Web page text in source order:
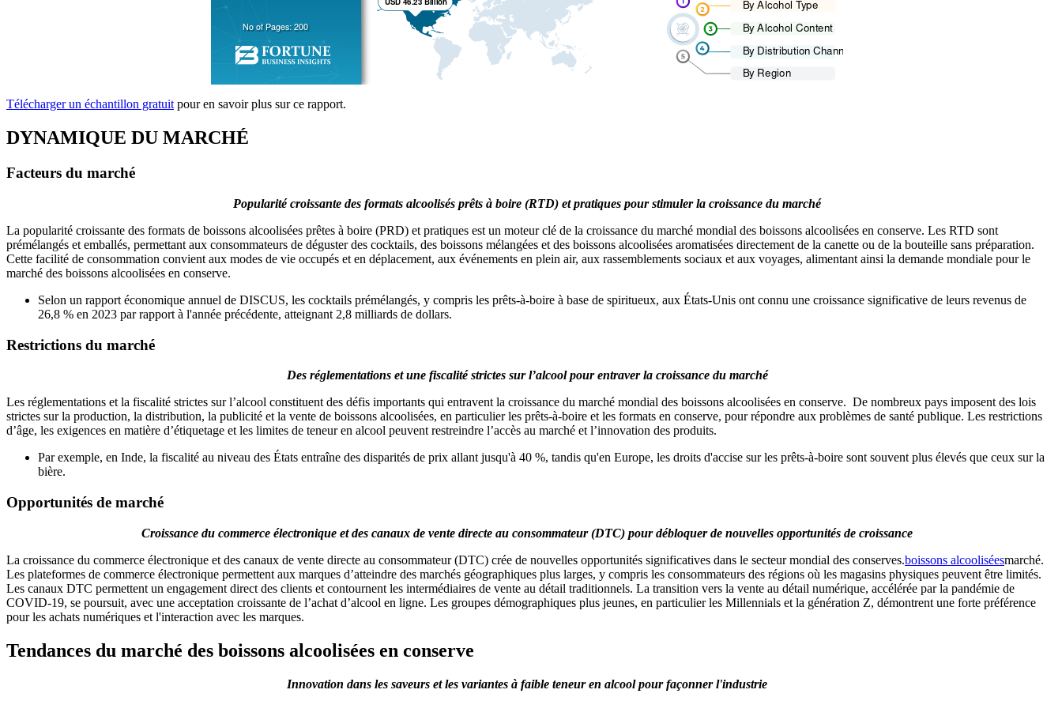
Télécharger un échantillon gratuit pour en savoir plus sur ce rapport.
DYNAMIQUE DU MARCHÉ
Facteurs du marché
Popularité croissante des formats alcoolisés prêts à boire (RTD) et pratiques pour stimuler la croissance du marché
La popularité croissante des formats de boissons alcoolisées prêtes à boire (PRD) et pratiques est un moteur clé de la croissance du marché mondial des boissons alcoolisées en conserve. Les RTD sont
prémélangés et emballés, permettant aux consommateurs de déguster des cocktails, des boissons mélangées et des boissons alcoolisées aromatisées directement de la canette ou de la bouteille sans préparation.
Cette facilité de consommation convient aux modes de vie occupés et en déplacement, aux événements en plein air, aux rassemblements sociaux et aux voyages, alimentant ainsi la demande mondiale pour le
marché des boissons alcoolisées en conserve.
Selon un rapport économique annuel de DISCUS, les cocktails prémélangés, y compris les prêts-à-boire à base de spiritueux, aux États-Unis ont connu une croissance significative de leurs revenus de
26,8 % en 2023 par rapport à l'année précédente, atteignant 2,8 milliards de dollars.
Restrictions du marché
Des réglementations et une fiscalité strictes sur l’alcool pour entraver la croissance du marché
Les réglementations et la fiscalité strictes sur l’alcool constituent des défis importants qui entravent la croissance du marché mondial des boissons alcoolisées en conserve. De nombreux pays imposent des lois
strictes sur la production, la distribution, la publicité et la vente de boissons alcoolisées, en particulier les prêts-à-boire et les formats en conserve, pour répondre aux problèmes de santé publique. Les restrictions
d’âge, les exigences en matière d’étiquetage et les limites de teneur en alcool peuvent restreindre l’accès au marché et l’innovation des produits.
Par exemple, en Inde, la fiscalité au niveau des États entraîne des disparités de prix allant jusqu'à 40 %, tandis qu'en Europe, les droits d'accise sur les prêts-à-boire sont souvent plus élevés que ceux sur la
bière.
Opportunités de marché
Croissance du commerce électronique et des canaux de vente directe au consommateur (DTC) pour débloquer de nouvelles opportunités de croissance
La croissance du commerce électronique et des canaux de vente directe au consommateur (DTC) crée de nouvelles opportunités significatives dans le secteur mondial des conserves.boissons alcooliséesmarché.
Les plateformes de commerce électronique permettent aux marques d’atteindre des marchés géographiques plus larges, y compris les consommateurs des régions où les magasins physiques peuvent être limités.
Les canaux DTC permettent un engagement direct des clients et contournent les intermédiaires de vente au détail traditionnels. La transition vers la vente au détail numérique, accélérée par la pandémie de
COVID-19, se poursuit, avec une acceptation croissante de l’achat d’alcool en ligne. Les groupes démographiques plus jeunes, en particulier les Millennials et la génération Z, démontrent une forte préférence
pour les achats numériques et l'interaction avec les marques.
Tendances du marché des boissons alcoolisées en conserve
Innovation dans les saveurs et les variantes à faible teneur en alcool pour façonner l'industrie